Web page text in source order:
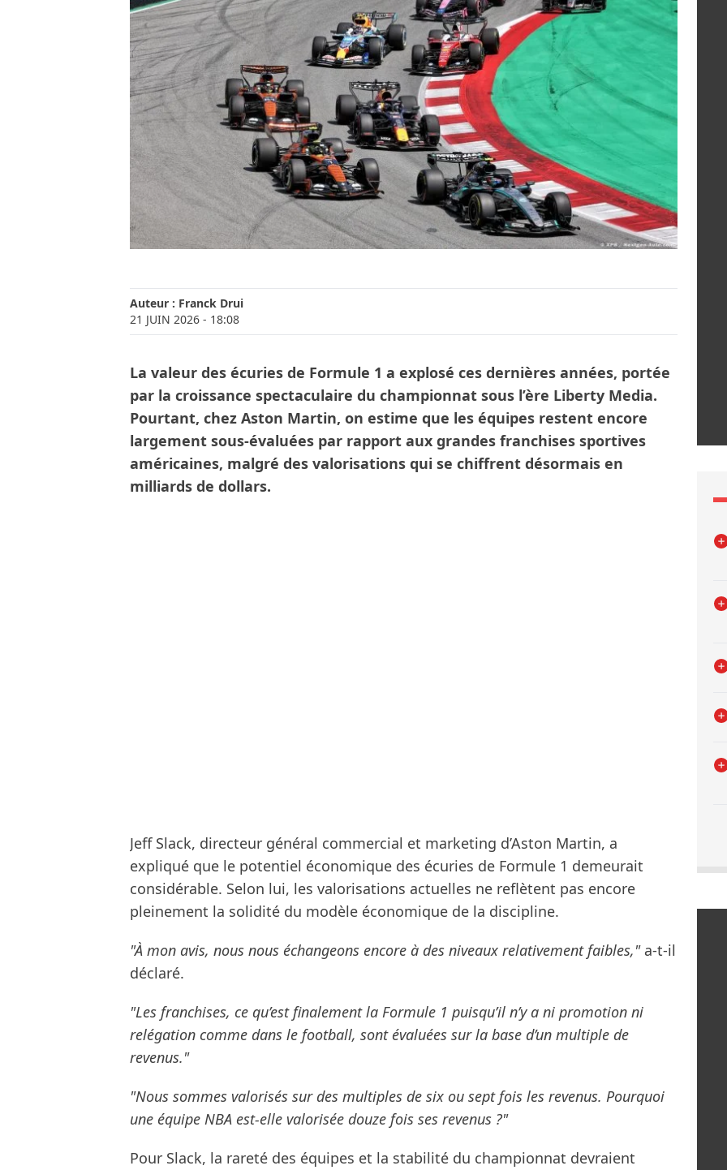
Auteur : Franck Drui
21 JUIN 2026 - 18:08
La valeur des écuries de Formule 1 a explosé ces dernières années, portée
par la croissance spectaculaire du championnat sous l’ère Liberty Media.
Pourtant, chez Aston Martin, on estime que les équipes restent encore
largement sous-évaluées par rapport aux grandes franchises sportives
américaines, malgré des valorisations qui se chiffrent désormais en
milliards de dollars.
Jeff Slack, directeur général commercial et marketing d’Aston Martin, a
expliqué que le potentiel économique des écuries de Formule 1 demeurait
considérable. Selon lui, les valorisations actuelles ne reflètent pas encore
pleinement la solidité du modèle économique de la discipline.
"À mon avis, nous nous échangeons encore à des niveaux relativement faibles,"a-t-il
déclaré.
"Les franchises, ce qu’est finalement la Formule 1 puisqu’il n’y a ni promotion ni
relégation comme dans le football, sont évaluées sur la base d’un multiple de
revenus."
"Nous sommes valorisés sur des multiples de six ou sept fois les revenus. Pourquoi
une équipe NBA est-elle valorisée douze fois ses revenus ?"
Pour Slack, la rareté des équipes et la stabilité du championnat devraient